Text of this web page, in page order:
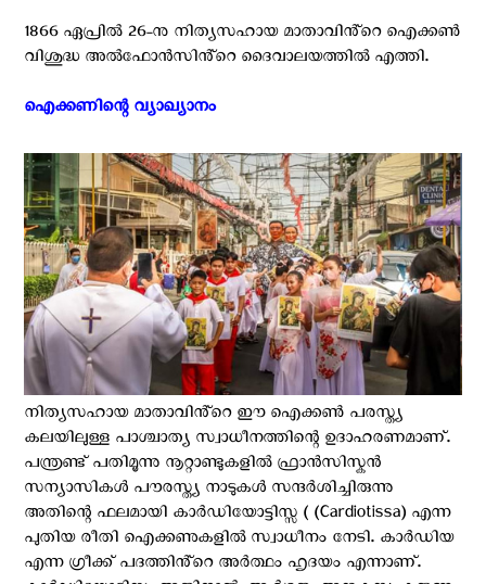
1866 ഏപ്രിൽ 26-നു നിത്യസഹായ മാതാവിൻ്റെ ഐക്കൺ
വിശുദ്ധ അൽഫോൻസിൻ്റെ ദൈവാലയത്തിൽ എത്തി.
ഐക്കണിന്റെ വ്യാഖ്യാനം ‍
നിത്യസഹായ മാതാവിൻ്റെ ഈ ഐക്കൺ പരസ്ത്യ
കലയിലുള്ള പാശ്ചാത്യ സ്വാധീനത്തിന്റെ ഉദാഹരണമാണ്.
പന്ത്രണ്ട് പതിമൂന്നു നൂറ്റാണ്ടുകളിൽ ഫ്രാൻസിസ്കൻ
സന്യാസികൾ പൗരസ്ത്യ നാടുകൾ സന്ദർശിച്ചിരുന്നു
അതിന്റെ ഫലമായി കാർഡിയോട്ടിസ്സ ( (Cardiotissa) എന്ന
പുതിയ രീതി ഐക്കണുകളിൽ സ്വാധീനം നേടി. കാർഡിയ
എന്ന ഗ്രീക്ക് പദത്തിൻ്റെ അർത്ഥം ഹൃദയം എന്നാണ്.